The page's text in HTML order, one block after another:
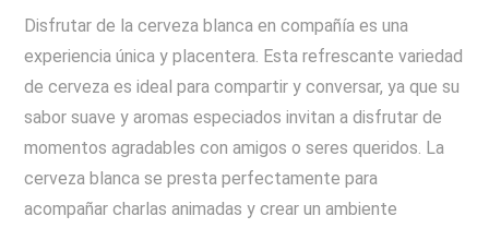
Disfrutar de la cerveza blanca en compañía es una
experiencia única y placentera. Esta refrescante variedad
de cerveza es ideal para compartir y conversar, ya que su
sabor suave y aromas especiados invitan a disfrutar de
momentos agradables con amigos o seres queridos. La
cerveza blanca se presta perfectamente para
acompañar charlas animadas y crear un ambiente